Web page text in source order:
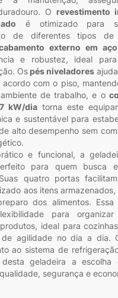
O revestimento
é otimizado para
de diferentes tipos de
externo em
e robustez, ideal
Os pés niveladores
com o piso,
de trabalho, e o
kW/dia torna este
e sustentável para
alto desempenho sem
e funcional, a
para quem busca
quatro portas
aos itens
dos alimentos. Essa
para organizar
ideal para
de agilidade no dia a dia.
ao sistema de
geladeira a escolha
segurança e